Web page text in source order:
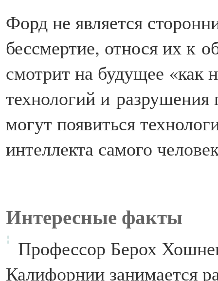
Форд не является
бессмертие, относя их к
смотрит на будущее «как
технологий и разрушения
могут появиться
интеллекта самого
Интересные факты
Профессор Берох
Калифорнии занимается